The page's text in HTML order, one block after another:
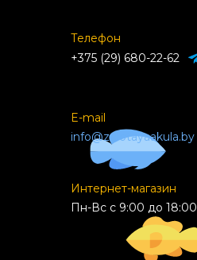
Телефон
+375 (29) 680-22-62
E-mail
info@zolotayaakula.by
Интернет-магазин
Пн-Вс с 9:00 до 18:00